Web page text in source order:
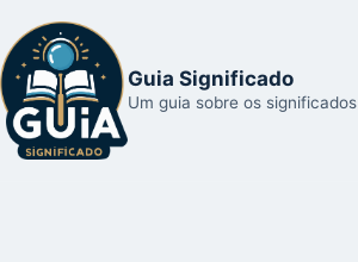
Guia Significado
Um guia sobre os